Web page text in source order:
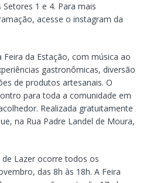
1 e 4. Para mais
acesse o instagram da
da Estação, com música ao
gastronômicas, diversão
de produtos artesanais. O
para toda a comunidade em
Realizada gratuitamente
na Rua Padre Landel de Moura,
Lazer ocorre todos os
das 8h às 18h. A Feira